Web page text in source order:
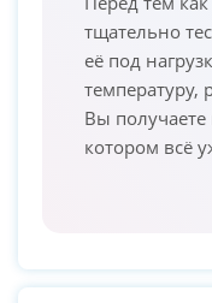
тщательно
её под
температуру,
Вы получаете
котором всё